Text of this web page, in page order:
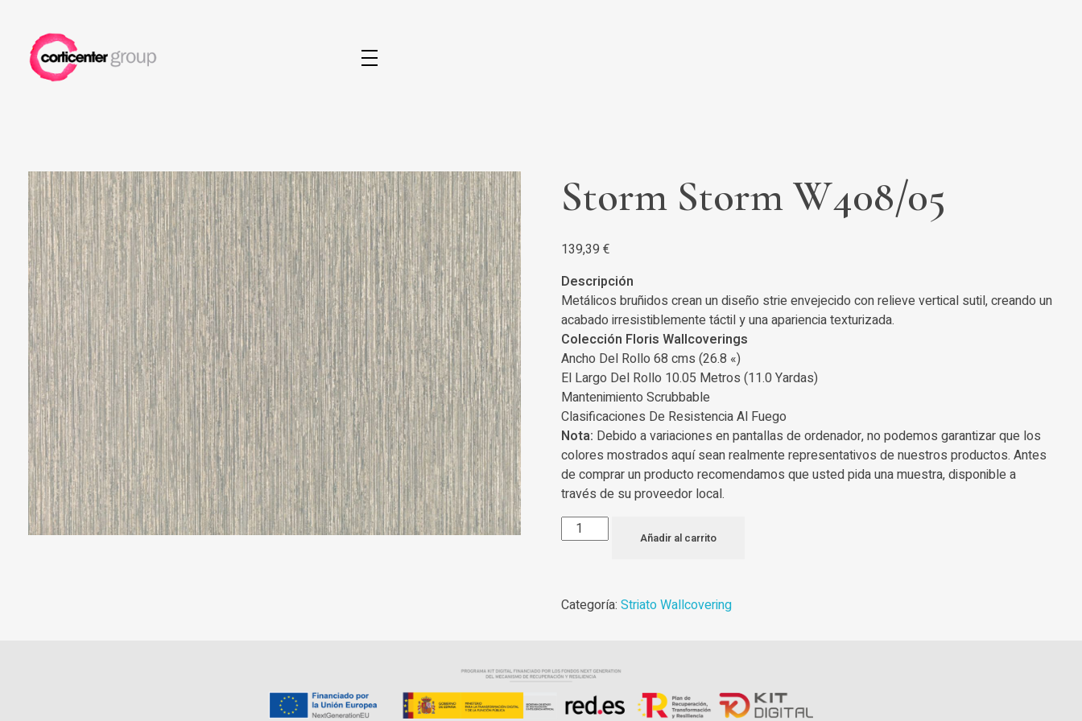
Storm Storm W408/05
139,39€
Descripción
Metálicos bruñidos crean un diseño strie envejecido con relieve vertical sutil, creando un
acabado irresistiblemente táctil y una apariencia texturizada.
Colección Floris Wallcoverings
Ancho Del Rollo 68 cms (26.8 «)
El Largo Del Rollo 10.05 Metros (11.0 Yardas)
Mantenimiento Scrubbable
Clasificaciones De Resistencia Al Fuego
Nota: Debido a variaciones en pantallas de ordenador, no podemos garantizar que los
colores mostrados aquí sean realmente representativos de nuestros productos. Antes
de comprar un producto recomendamos que usted pida una muestra, disponible a
través de su proveedor local.
Añadir al carrito
Categoría:Striato Wallcovering